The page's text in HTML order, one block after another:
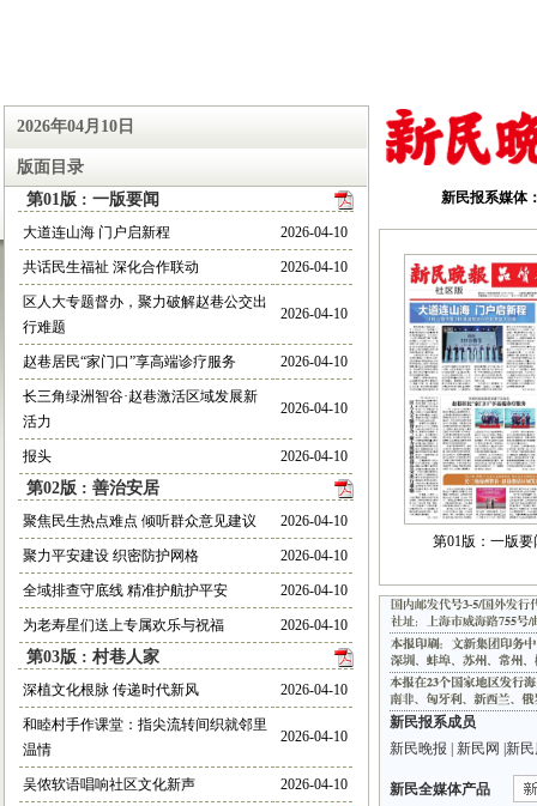
2026年04月10日
版面目录
第01版 : 一版要闻
大道连山海 门户启新程 2026-04-10
共话民生福祉 深化合作联动 2026-04-10
区人大专题督办，聚力破解赵巷公交出
行难题
2026-04-10
赵巷居民“家门口”享高端诊疗服务 2026-04-10
长三角绿洲智谷·赵巷激活区域发展新
活力
2026-04-10
报头 2026-04-10
第02版 : 善治安居
聚焦民生热点难点 倾听群众意见建议 2026-04-10
聚力平安建设 织密防护网格 2026-04-10
全域排查守底线 精准护航护平安 2026-04-10
为老寿星们送上专属欢乐与祝福 2026-04-10
第03版 : 村巷人家
深植文化根脉 传递时代新风 2026-04-10
和睦村手作课堂：指尖流转间织就邻里
温情
2026-04-10
吴侬软语唱响社区文化新声 2026-04-10
新民报系媒体
第01版：一版要